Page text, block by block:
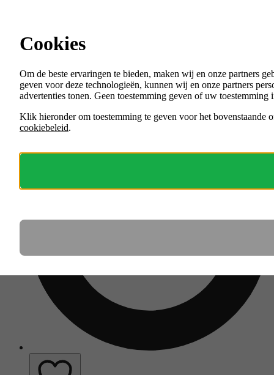
Menu
VACATURES
ORGANISATIES
Cookies
Om de beste ervaringen te bieden, maken wij en onze partners
geven voor deze technologieën, kunnen wij en onze partners
advertenties tonen. Geen toestemming geven of uw
Klik hieronder om toestemming te geven voor het bovenstaande
cookiebeleid.